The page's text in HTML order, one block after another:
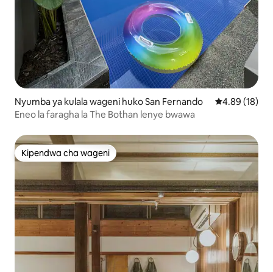
Nyumba ya kulala wageni huko San Fernando Ukadiriaji wa
4.89 (18)
Eneo la faragha la The Bothan lenye bwawa
Kipendwa cha wageni
Kipendwa cha wageni